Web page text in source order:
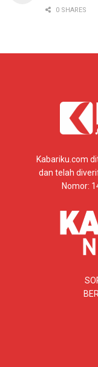
0 SHARES
Kabariku.com
dan telah
Nomor: